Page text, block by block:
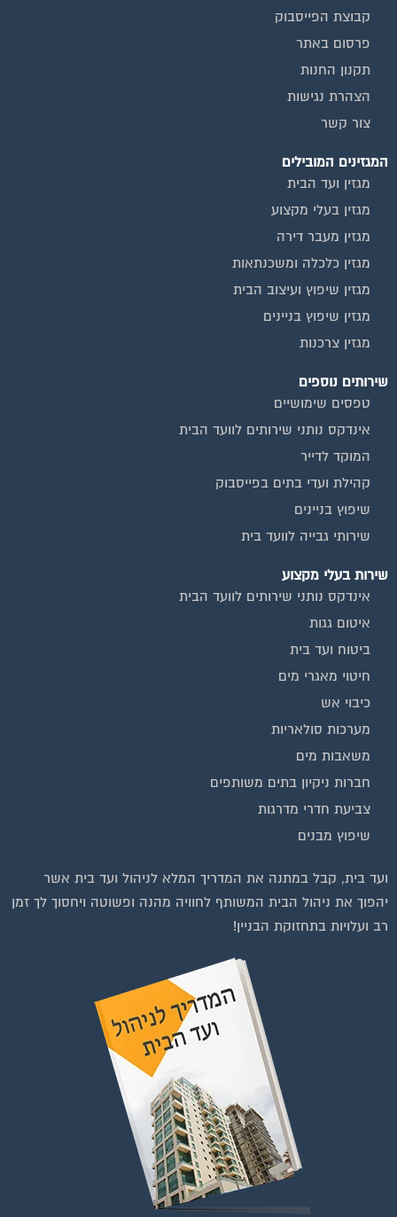
קבוצת הפייסבוק
פרסום באתר
תקנון החנות
הצהרת נגישות
צור קשר
המגזינים המובילים
מגזין ועד הבית
מגזין בעלי מקצוע
מגזין מעבר דירה
מגזין כלכלה ומשכנתאות
מגזין שיפוץ ועיצוב הבית
מגזין שיפוץ בניינים
מגזין צרכנות
שירותים נוספים
טפסים שימושיים
אינדקס נותני שירותים לוועד הבית
המוקד לדייר
קהילת ועדי בתים בפייסבוק
שיפוץ בניינים
שירותי גבייה לוועד בית
שירות בעלי מקצוע
אינדקס נותני שירותים לוועד הבית
איטום גגות
ביטוח ועד בית
חיטוי מאגרי מים
כיבוי אש
מערכות סולאריות
משאבות מים
חברות ניקיון בתים משותפים
צביעת חדרי מדרגות
שיפוץ מבנים
ועד בית, קבל במתנה את המדריך המלא לניהול ועד בית אשר
יהפוך את ניהול הבית המשותף לחוויה מהנה ופשוטה ויחסוך לך זמן
רב ועלויות בתחזוקת הבניין!
לחצו על התמונה או על הכפתור ושלחו בקשת הצטרפות בדף
הקבוצה
לחץ למעבר לקבוצה